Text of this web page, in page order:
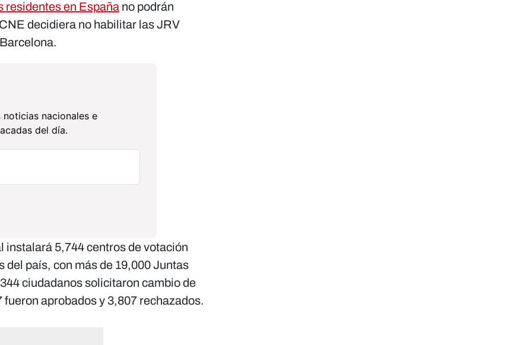
residentes en España no podrán
decidiera no habilitar las JRV
noticias nacionales e
del día.
5,744 centros de votación
país, con más de 19,000 Juntas
ciudadanos solicitaron cambio de
aprobados y 3,807 rechazados.